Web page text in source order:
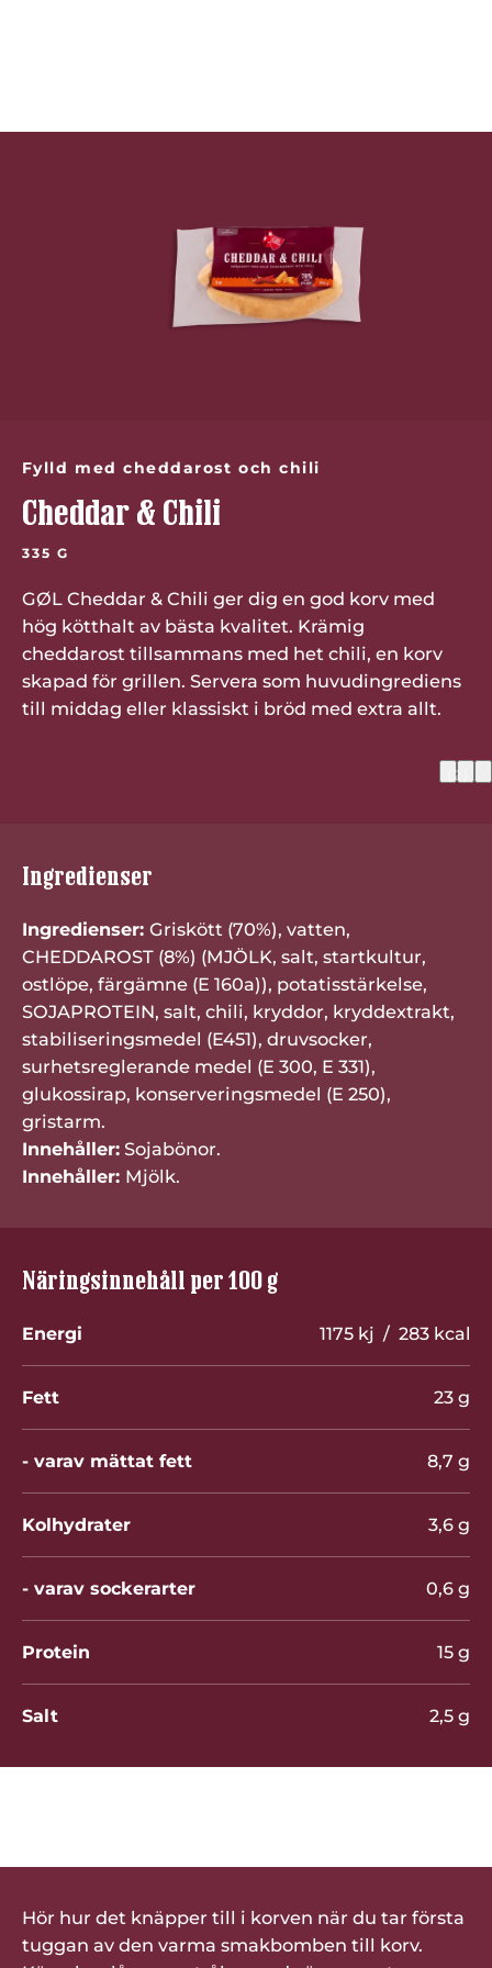
Fylld med cheddarost och chili
Cheddar & Chili
335 G
GØL Cheddar & Chili ger dig en god korv med
hög kötthalt av bästa kvalitet. Krämig
cheddarost tillsammans med het chili, en korv
skapad för grillen. Servera som huvudingrediens
till middag eller klassiskt i bröd med extra allt.
(2)
Näringsinnehåll per 100 g
Energi 1175 kj / 283 kcal
Fett 23 g
- varav mättat fett 8,7 g
Kolhydrater 3,6 g
- varav sockerarter 0,6 g
Protein 15 g
Salt 2,5 g
Ingredienser
Ingredienser: Griskött (70%), vatten,
CHEDDAROST (8%) (MJÖLK, salt, startkultur,
ostlöpe, färgämne (E 160a)), potatisstärkelse,
SOJAPROTEIN, salt, chili, kryddor, kryddextrakt,
stabiliseringsmedel (E451), druvsocker,
surhetsreglerande medel (E 300, E 331),
glukossirap, konserveringsmedel (E 250),
gristarm.
Innehåller:Sojabönor.
Innehåller: Mjölk.
Hör hur det knäpper till i korven när du tar första
tuggan av den varma smakbomben till korv.